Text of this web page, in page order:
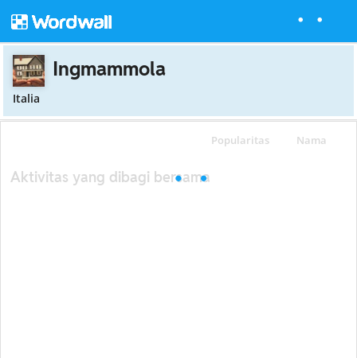
Ingmammola
Italia
Popularitas Nama
Aktivitas yang dibagi bersama